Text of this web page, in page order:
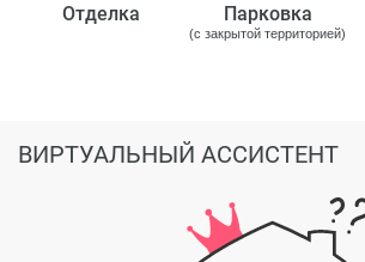
Отделка Парковка
(с закрытой территорией)
ВИРТУАЛЬНЫЙ АССИСТЕНТ